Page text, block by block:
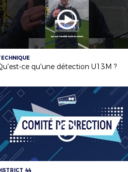
ce qu'une détection U13M ?
44